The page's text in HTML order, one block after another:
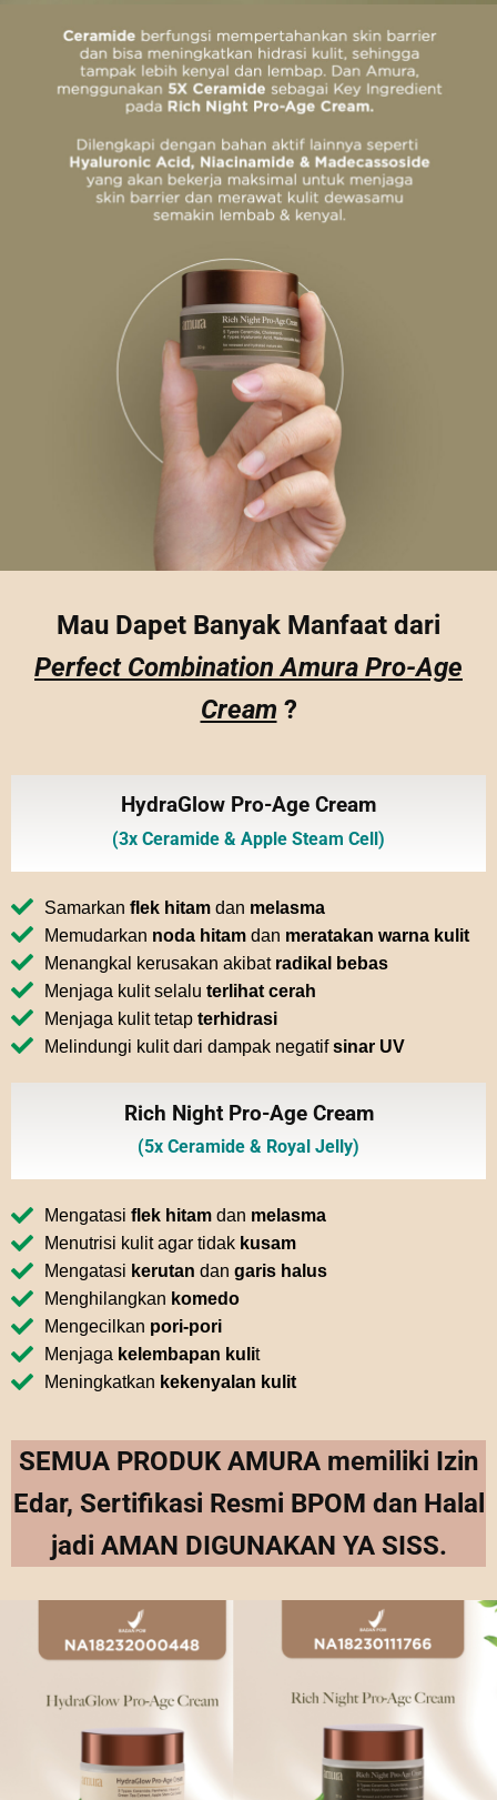
Mau Dapet Banyak Manfaat dari
Perfect Combination Amura Pro-Age
Cream ?
HydraGlow Pro-Age Cream
(3x Ceramide & Apple Steam Cell)
Samarkan flek hitam dan melasma
Memudarkan noda hitam dan meratakan warna kulit
Menangkal kerusakan akibat radikal bebas
Menjaga kulit selalu terlihat cerah
Menjaga kulit tetap terhidrasi
Melindungi kulit dari dampak negatifsinar UV
Rich Night Pro-Age Cream
(5x Ceramide & Royal Jelly)
Mengatasi flek hitam dan melasma
Menutrisi kulit agar tidak kusam
Mengatasi kerutan dan garis halus
Menghilangkan komedo
Mengecilkan pori-pori
Menjaga kelembapan kulit
Meningkatkan kekenyalan kulit
SEMUA PRODUK AMURA memiliki Izin
Edar, Sertifikasi Resmi BPOM dan Halal
jadi AMAN DIGUNAKAN YA SISS.